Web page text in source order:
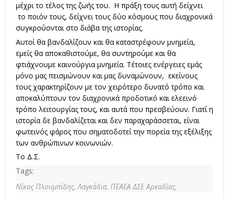
μέχρι το τέλος της ζωής του. Η πράξη τους αυτή δείχνει
το ποιόν τους, δείχνει τους δύο κόσμους που διαχρονικά
συγκρούονται στο διάβα της ιστορίας.
Αυτοί θα βανδαλίζουν και θα καταστρέφουν μνημεία,
εμείς θα αποκαθιστούμε, θα συντηρούμε και θα
φτιάχνουμε καινούργια μνημεία. Τέτοιες ενέργειες εμάς
μόνο μας πεισμώνουν και μας δυναμώνουν, εκείνους
τους χαρακτηρίζουν με τον χειρότερο δυνατό τρόπο και
αποκαλύπτουν τον διαχρονικά προδοτικό και ελεεινό
τρόπο λειτουργίας τους, και αυτά που πρεσβεύουν. Γιατί η
ιστορία δε βανδαλίζεται και δεν παραχαράσσεται, είναι
φωτεινός φάρος που σηματοδοτεί την πορεία της εξέλιξης
των ανθρώπινων κοινωνιών.
Το Δ.Σ.
Tags:
Νίκος Πλουμπίδης,Λαγκάδια, ΠΕΑΕΑ ΔΣΕ Αρκαδίας,